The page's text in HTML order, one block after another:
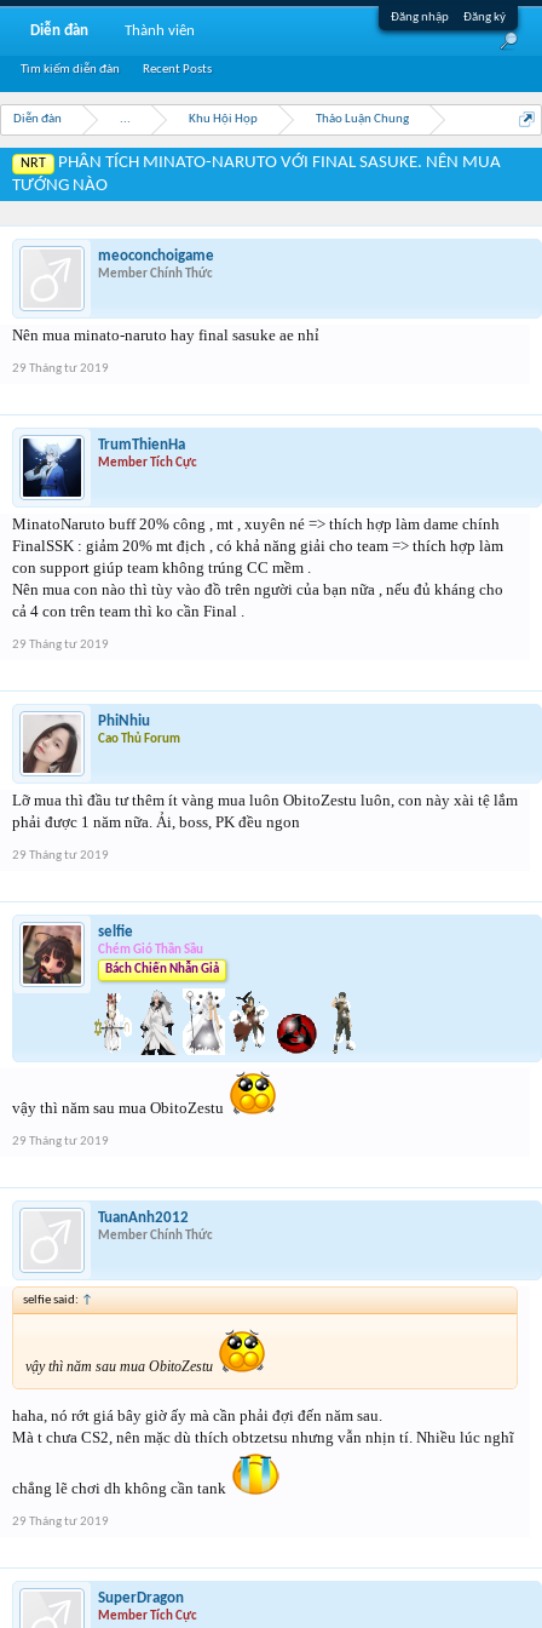
Đăng nhập Đăng ký
Diễn đàn ... Khu Hội Họp Thảo Luận Chung
NRT
PHÂN TÍCH MINATO-NARUTO VỚI FINAL SASUKE. NÊN MUA
TƯỚNG NÀO
meoconchoigame
Member Chính Thức
Nên mua minato-naruto hay final sasuke ae nhỉ
29 Tháng tư 2019
TrumThienHa
Member Tích Cực
MinatoNaruto buff 20% công , mt , xuyên né => thích hợp làm dame chính
FinalSSK : giảm 20% mt địch , có khả năng giải cho team => thích hợp làm
con support giúp team không trúng CC mềm .
Nên mua con nào thì tùy vào đồ trên người của bạn nữa , nếu đủ kháng cho
cả 4 con trên team thì ko cần Final .
29 Tháng tư 2019
PhiNhiu
Cao Thủ Forum
Lỡ mua thì đầu tư thêm ít vàng mua luôn ObitoZestu luôn, con này xài tệ lắm
phải được 1 năm nữa. Ải, boss, PK đều ngon
29 Tháng tư 2019
selfie
Chém Gió Thần Sầu
Bách Chiến Nhẫn Giả
vậy thì năm sau mua ObitoZestu
29 Tháng tư 2019
TuanAnh2012
Member Chính Thức
selfie said: ↑
vậy thì năm sau mua ObitoZestu
haha, nó rớt giá bây giờ ấy mà cần phải đợi đến năm sau.
Mà t chưa CS2, nên mặc dù thích obtzetsu nhưng vẫn nhịn tí. Nhiều lúc nghĩ
chẳng lẽ chơi dh không cần tank
29 Tháng tư 2019
SuperDragon
Member Tích Cực
Diễn đàn
Tìm kiếm diễn đàn Recent Posts
Thành viên